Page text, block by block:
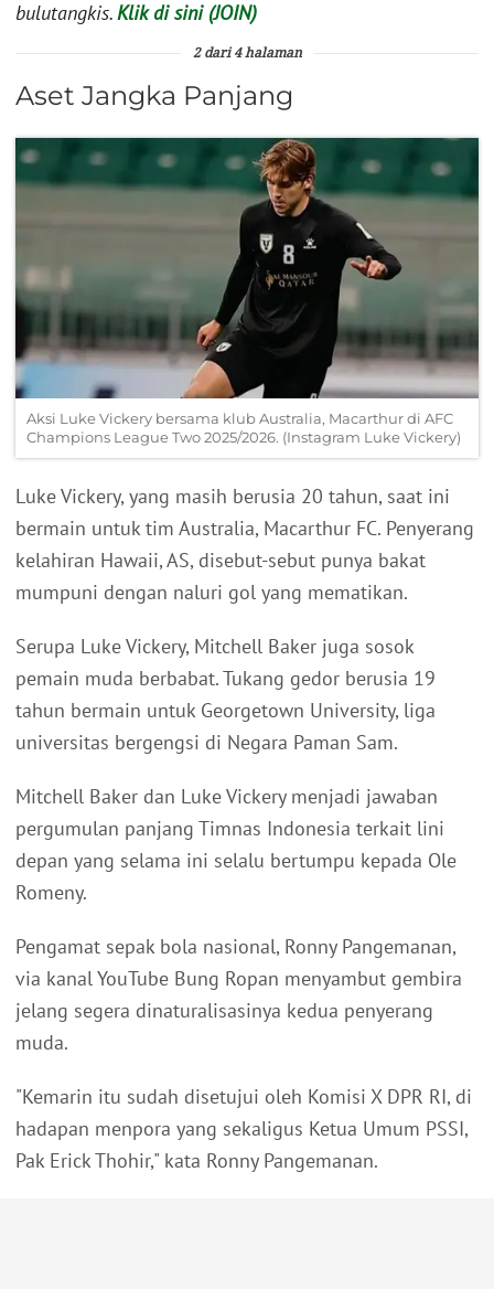
bulutangkis.Klik di sini (JOIN)
2 dari 4 halaman
Aset Jangka Panjang
Aksi Luke Vickery bersama klub Australia, Macarthur di AFC
Champions League Two 2025/2026. (Instagram Luke Vickery)
Luke Vickery, yang masih berusia 20 tahun, saat ini
bermain untuk tim Australia, Macarthur FC. Penyerang
kelahiran Hawaii, AS, disebut-sebut punya bakat
mumpuni dengan naluri gol yang mematikan.
Serupa Luke Vickery, Mitchell Baker juga sosok
pemain muda berbabat. Tukang gedor berusia 19
tahun bermain untuk Georgetown University, liga
universitas bergengsi di Negara Paman Sam.
Mitchell Baker dan Luke Vickery menjadi jawaban
pergumulan panjang Timnas Indonesia terkait lini
depan yang selama ini selalu bertumpu kepada Ole
Romeny.
Pengamat sepak bola nasional, Ronny Pangemanan,
via kanal YouTube Bung Ropan menyambut gembira
jelang segera dinaturalisasinya kedua penyerang
muda.
"Kemarin itu sudah disetujui oleh Komisi X DPR RI, di
hadapan menpora yang sekaligus Ketua Umum PSSI,
Pak Erick Thohir," kata Ronny Pangemanan.